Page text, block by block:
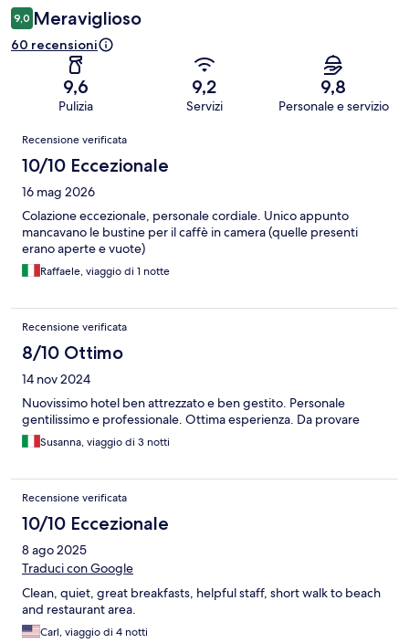
9,0 Meraviglioso
60 recensioni
9,6
Pulizia
9,2
Servizi
9,8
Personale e servizio
Recensioni
Recensione verificata
10/10 Eccezionale
16 mag 2026
Colazione eccezionale, personale cordiale. Unico appunto
mancavano le bustine per il caffè in camera (quelle presenti
erano aperte e vuote)
Raffaele, viaggio di 1 notte
Recensione verificata
8/10 Ottimo
14 nov 2024
Nuovissimo hotel ben attrezzato e ben gestito. Personale
gentilissimo e professionale. Ottima esperienza. Da provare
Susanna, viaggio di 3 notti
Recensione verificata
10/10 Eccezionale
8 ago 2025
Traduci con Google
Clean, quiet, great breakfasts, helpful staff, short walk to beach
and restaurant area.
Carl, viaggio di 4 notti